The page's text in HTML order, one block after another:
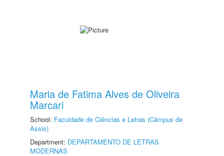
Maria de Fatima Alves de Oliveira
Marcari
School: Faculdade de Ciências e Letras (Câmpus de
Assis)
Department: DEPARTAMENTO DE LETRAS
MODERNAS